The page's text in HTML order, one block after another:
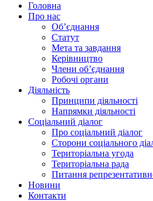
Головна
Про нас
Об’єднання
Статут
Мета та завдання
Керівництво
Члени об’єднання
Робочі органи
Діяльність
Принципи діяльності
Напрямки діяльності
Соціальний діалог
Про соціальний діалог
Сторони соціального
Територіальна угода
Територіальна рада
Питання
Новини
Контакти